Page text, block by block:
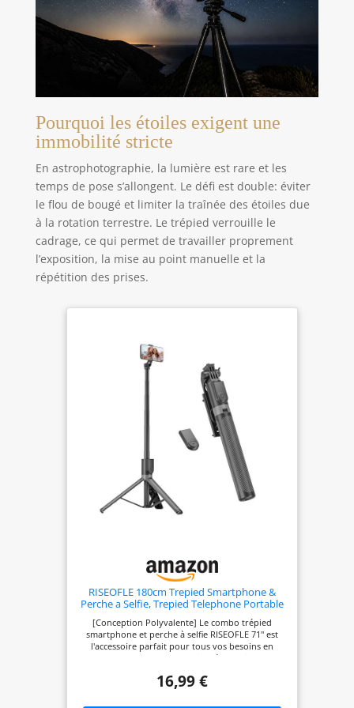
Pourquoi les étoiles exigent une
immobilité stricte
En astrophotographie, la lumière est rare et les
temps de pose s’allongent. Le défi est double: éviter
le flou de bougé et limiter la traînée des étoiles due
à la rotation terrestre. Le trépied verrouille le
cadrage, ce qui permet de travailler proprement
l’exposition, la mise au point manuelle et la
répétition des prises.
RISEOFLE 180cm Trepied Smartphone &
Perche a Selfie, Trepied Telephone Portable
Rétractable en Aluminium avec
Télécommande sans Fil pour
iPhone/Samsung/Android/Caméra
[Conception Polyvalente] Le combo trépied
smartphone et perche à selfie RISEOFLE 71'' est
l'accessoire parfait pour tous vos besoins en
photographie mobile. Sa tige télescopique en
fluidité et se transforme en trépied d'un simple
et fiabilité, garantissant la sécurité de votre
16,99 €